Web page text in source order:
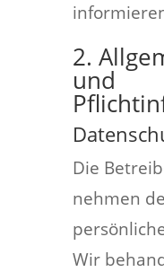
2.
und
Die
nehmen
Wir